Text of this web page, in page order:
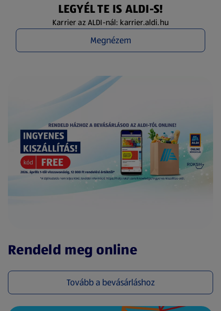
LEGYÉL TE IS ALDI-S!
Karrier az ALDI-nál: karrier.aldi.hu
Megnézem
Rendeld meg online
Tovább a bevásárláshoz
(új oldalon nyílik meg)